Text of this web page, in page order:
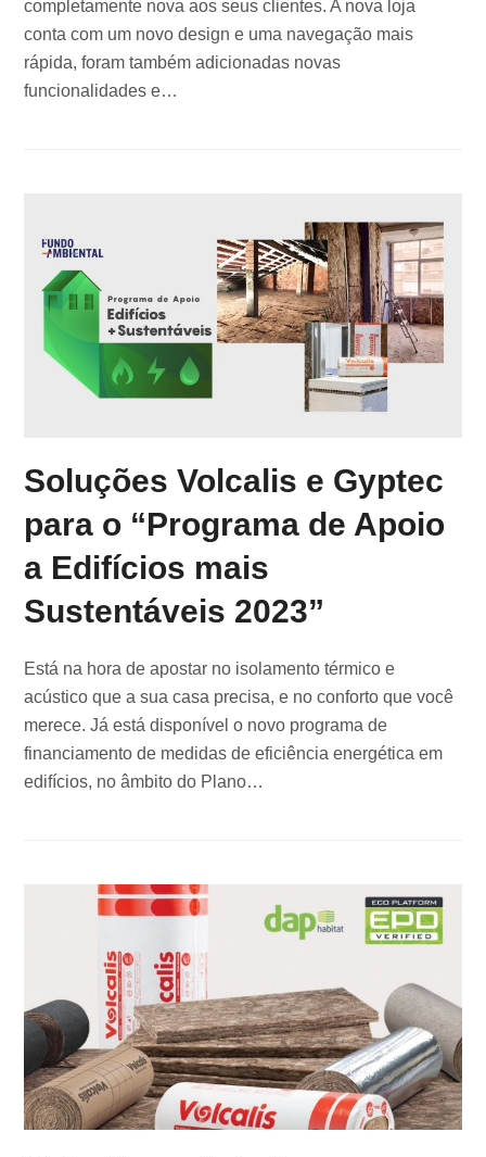
completamente nova aos seus clientes. A nova loja
conta com um novo design e uma navegação mais
rápida, foram também adicionadas novas
funcionalidades e…
Soluções Volcalis e Gyptec
para o “Programa de Apoio
a Edifícios mais
Sustentáveis 2023”
Está na hora de apostar no isolamento térmico e
acústico que a sua casa precisa, e no conforto que você
merece. Já está disponível o novo programa de
financiamento de medidas de eficiência energética em
edifícios, no âmbito do Plano…